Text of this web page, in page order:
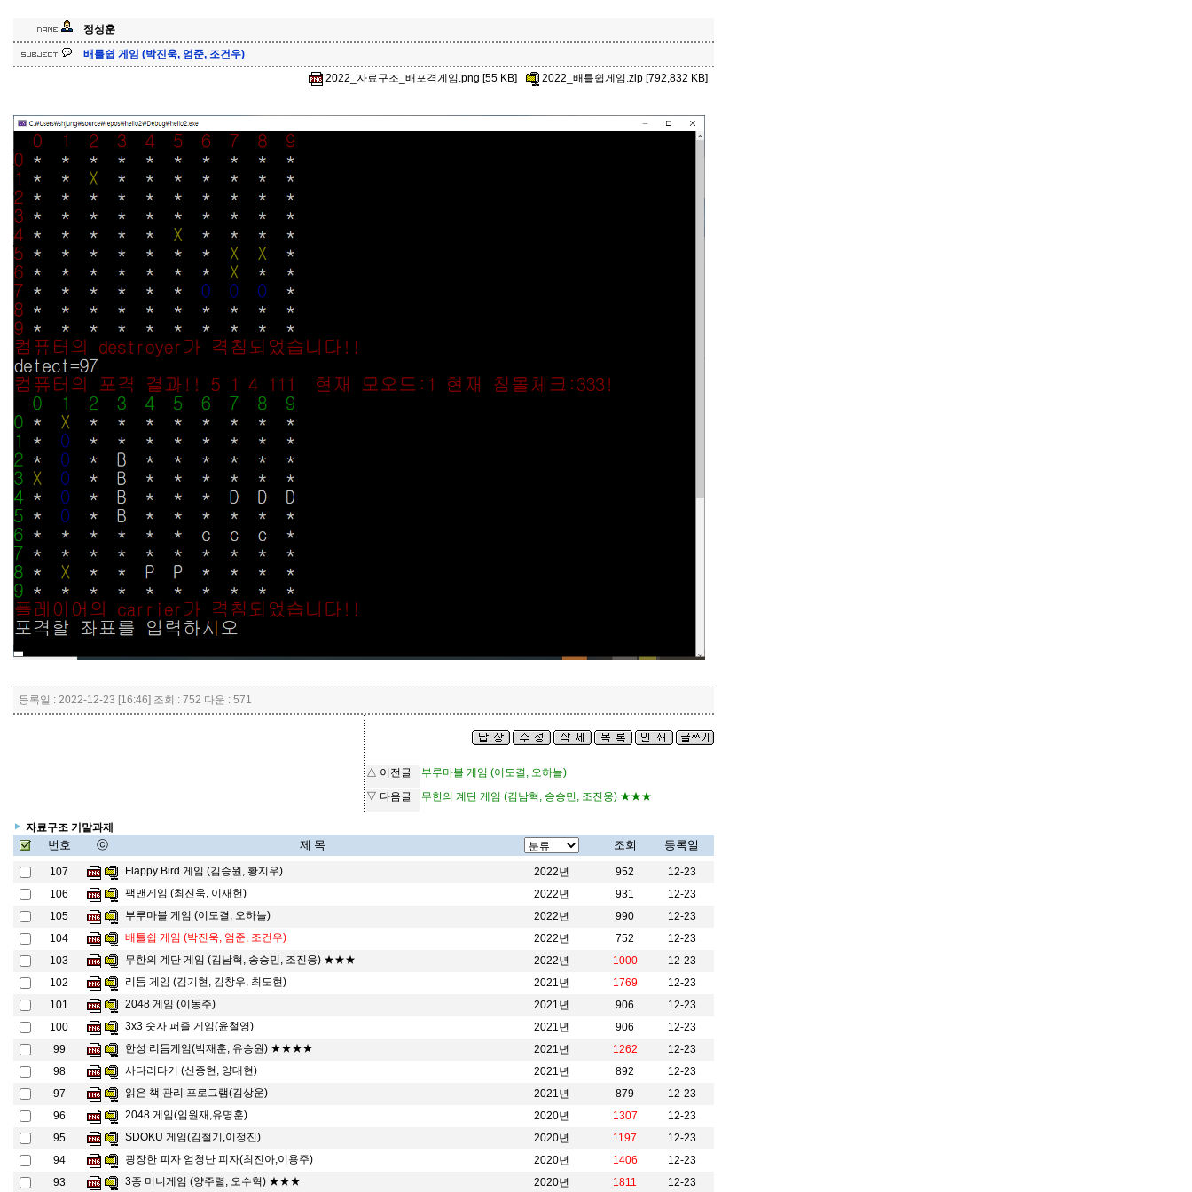
정성훈
배틀쉽 게임 (박진욱, 엄준, 조건우)
2022_자료구조_배포격게임.png [55 KB]
2022_배틀쉽게임.zip [792,832 KB]
등록일 : 2022-12-23 [16:46] 조회 : 752 다운 : 571
△ 이전글
부루마블 게임 (이도결, 오하늘)
▽ 다음글
무한의 계단 게임 (김남혁, 송승민, 조진웅) ★★★
자료구조 기말과제
번호 ⓒ 제 목 조회 등록일
107 Flappy Bird 게임 (김승원, 황지우) 2022년 952
12-23
106
팩맨게임 (최진욱, 이재헌) 2022년 931
12-23
105
부루마블 게임 (이도결, 오하늘) 2022년 990
12-23
104
배틀쉽 게임 (박진욱, 엄준, 조건우) 2022년 752
12-23
103
무한의 계단 게임 (김남혁, 송승민, 조진웅) ★★★ 2022년 1000
12-23
102
리듬 게임 (김기현, 김창우, 최도현) 2021년 1769
12-23
101
2048 게임 (이동주) 2021년 906
12-23
100
3x3 숫자 퍼즐 게임(윤철영) 2021년 906
12-23
99
한성 리듬게임(박재훈, 유승원) ★★★★ 2021년 1262
12-23
98
사다리타기 (신종현, 양대현) 2021년 892
12-23
97
읽은 책 관리 프로그램(김상운) 2021년 879
12-23
96
2048 게임(임원재,유명훈) 2020년 1307
12-23
95
SDOKU 게임(김철기,이정진) 2020년 1197
12-23
94
굉장한 피자 엄청난 피자(최진아,이용주) 2020년 1406
12-23
93
3종 미니게임 (양주렬, 오수혁) ★★★ 2020년 1811 12-23